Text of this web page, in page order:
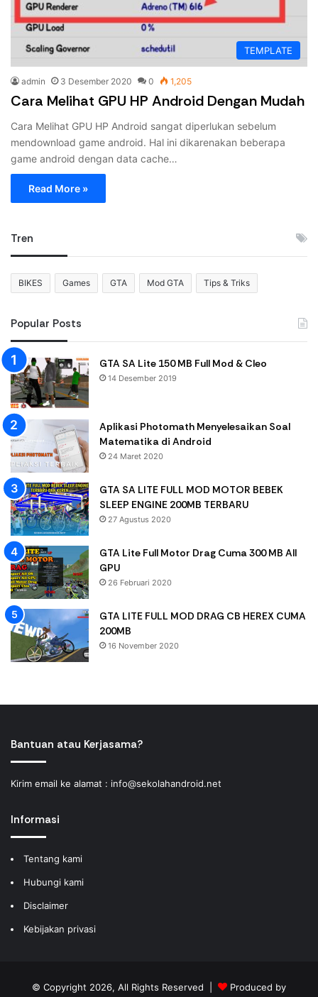
TEMPLATE
admin 3 Desember 2020 0 1,205
Cara Melihat GPU HP Android Dengan Mudah
Cara Melihat GPU HP Android sangat diperlukan sebelum
mendownload game android. Hal ini dikarenakan beberapa
game android dengan data cache…
Read More »
Tren
BIKES Games GTA Mod GTA Tips & Triks
Popular Posts
GTA SA Lite 150 MB Full Mod & Cleo
14 Desember 2019
Aplikasi Photomath Menyelesaikan Soal
Matematika di Android
24 Maret 2020
GTA SA LITE FULL MOD MOTOR BEBEK
SLEEP ENGINE 200MB TERBARU
27 Agustus 2020
GTA Lite Full Motor Drag Cuma 300 MB All
GPU
26 Februari 2020
GTA LITE FULL MOD DRAG CB HEREX CUMA
200MB
16 November 2020
Bantuan atau Kerjasama?
Kirim email ke alamat : info@sekolahandroid.net
Informasi
Tentang kami
Hubungi kami
Disclaimer
Kebijakan privasi
© Copyright 2026, All Rights Reserved | Produced by